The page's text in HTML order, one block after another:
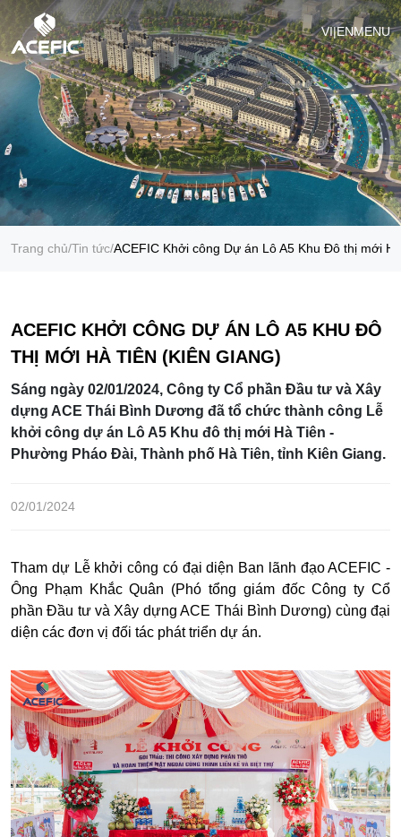
VI|ENMENU
Trang chủ/Tin tức/ACEFIC Khởi công Dự án Lô A5 Khu Đô thị mới
ACEFIC KHỞI CÔNG DỰ ÁN LÔ A5 KHU ĐÔ
THỊ MỚI HÀ TIÊN (KIÊN GIANG)
Sáng ngày 02/01/2024, Công ty Cổ phần Đầu tư và Xây
dựng ACE Thái Bình Dương đã tổ chức thành công Lễ
khởi công dự án Lô A5 Khu đô thị mới Hà Tiên -
Phường Pháo Đài, Thành phố Hà Tiên, tỉnh Kiên Giang.
02/01/2024
Tham dự Lễ khởi công có đại diện Ban lãnh đạo ACEFIC -
Ông Phạm Khắc Quân (Phó tổng giám đốc Công ty Cổ
phần Đầu tư và Xây dựng ACE Thái Bình Dương) cùng đại
diện các đơn vị đối tác phát triển dự án.